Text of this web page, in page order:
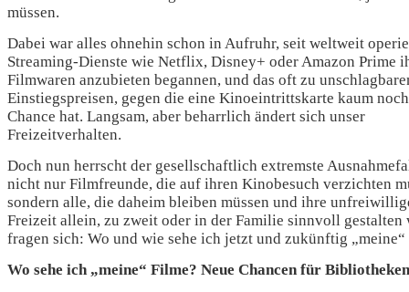
müssen.
Dabei war alles ohnehin schon in Aufruhr, seit weltweit
Streaming-Dienste wie Netflix, Disney+ oder Amazon Prime
Filmwaren anzubieten begannen, und das oft zu
Einstiegspreisen, gegen die eine Kinoeintrittskarte kaum
Chance hat. Langsam, aber beharrlich ändert sich unser
Freizeitverhalten.
Doch nun herrscht der gesellschaftlich extremste
nicht nur Filmfreunde, die auf ihren Kinobesuch verzichten
sondern alle, die daheim bleiben müssen und ihre
Freizeit allein, zu zweit oder in der Familie sinnvoll gestalten
fragen sich: Wo und wie sehe ich jetzt und zukünftig „meine“
Wo sehe ich „meine“ Filme? Neue Chancen für Bibliotheken